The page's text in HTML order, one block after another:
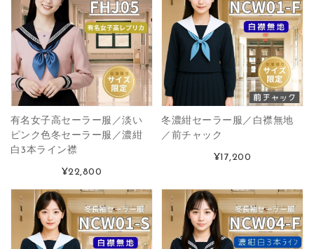
有名女子高セーラー服／淡い
ピンク色冬セーラー服／濃紺
白3本ライン襟
¥22,800
冬濃紺セーラー服／白襟無地
／前チャック
¥17,200